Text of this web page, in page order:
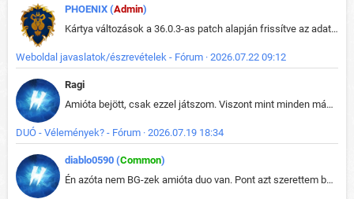
PHOENIX (Admin)
Kártya változások a 36.0.3-as patch alapján frissítve az adatbázisban (képek is cserélve).
Weboldal javaslatok/észrevételek - Fórum · 2026.07.22 09:12
Ragi
Amióta bejött, csak ezzel játszom. Viszont mint minden más - akár az alapjáték is, ez is baromira összetett lett. Néha már pár kör után is esélytelen az egész. Vagy irreállisan túltápol valaki, vagy lelép a partner, vagy csak hülye mint a segg. És amikor eljönne az én időm, na akkor jön el mindenki másé is. Engem jobban érdekelne, hogy ki milyen ratingen szokott játszani. Na ez lenne egy érdekes adat.
DUÓ - Vélemények? - Fórum · 2026.07.19 18:34
diablo0590 (Common)
Én azóta nem BG-zek amióta duo van. Pont azt szerettem benne, hogy rajtam múlik mi történik, nem pedig a társamon. Kérem vissza a régi BG-t :D